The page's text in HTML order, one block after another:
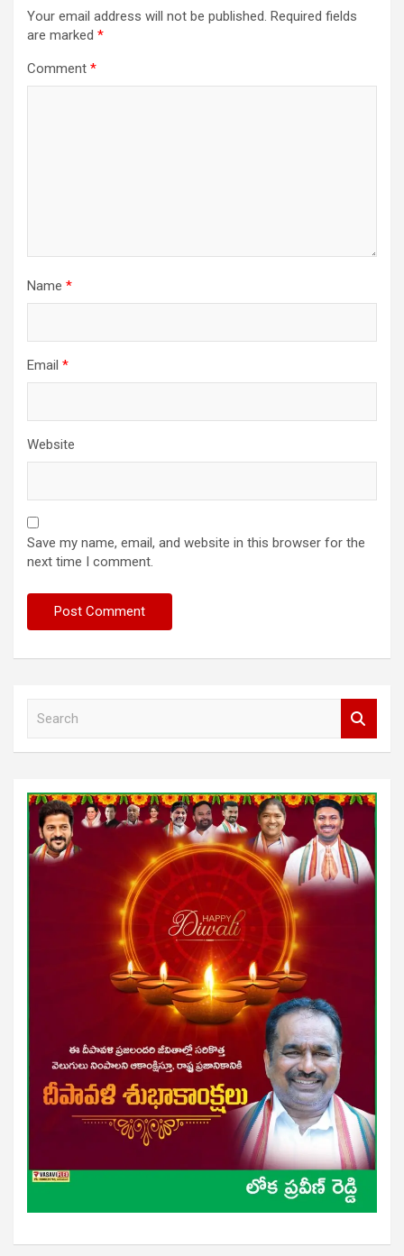
Your email address will not be published. Required fields
are marked *
Comment *
Name *
Email *
Website
Save my name, email, and website in this browser for the
next time I comment.
h